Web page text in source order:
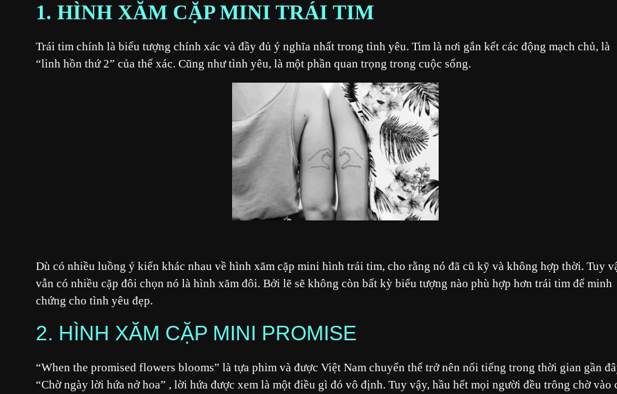
1. HÌNH XĂM CẶP MINI TRÁI TIM
Trái tim chính là biểu tượng chính xác và đầy đủ ý nghĩa nhất trong tình yêu. Tim là nơi gắn kết các động mạch chủ, là
“linh hồn thứ 2” của thể xác. Cũng như tình yêu, là một phần quan trọng trong cuộc sống.
Dù có nhiều luồng ý kiến khác nhau về hình xăm cặp mini hình trái tim, cho rằng nó đã cũ kỹ và không hợp thời. Tuy
vẫn có nhiều cặp đôi chọn nó là hình xăm đôi. Bởi lẽ sẽ không còn bất kỳ biểu tượng nào phù hợp hơn trái tim để minh
chứng cho tình yêu đẹp.
2. HÌNH XĂM CẶP MINI PROMISE
“When the promised flowers blooms” là tựa phim và được Việt Nam chuyển thể trở nên nổi tiếng trong thời gian gần
“Chờ ngày lời hứa nở hoa” , lời hứa được xem là một điều gì đó vô định. Tuy vậy, hầu hết mọi người đều trông chờ vào